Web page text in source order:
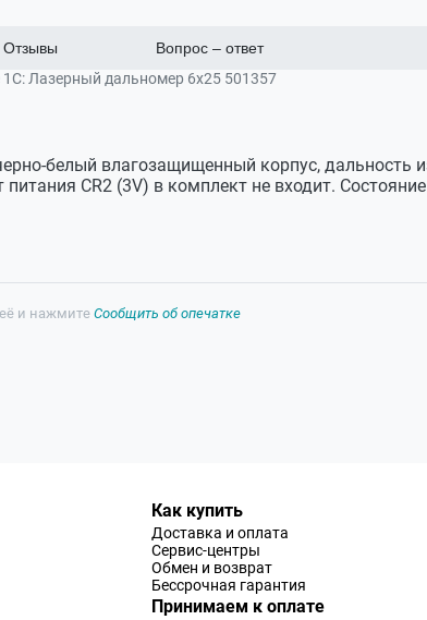
Отзывы
Вопрос – ответ
1С: Лазерный дальномер 6х25 501357
белый влагозащищенный корпус, дальность
питания CR2 (3V) в комплект не входит.
и нажмитеСообщить об опечатке
Как купить
Доставка и оплата
Сервис-центры
Обмен и возврат
Бессрочная гарантия
Принимаем к оплате